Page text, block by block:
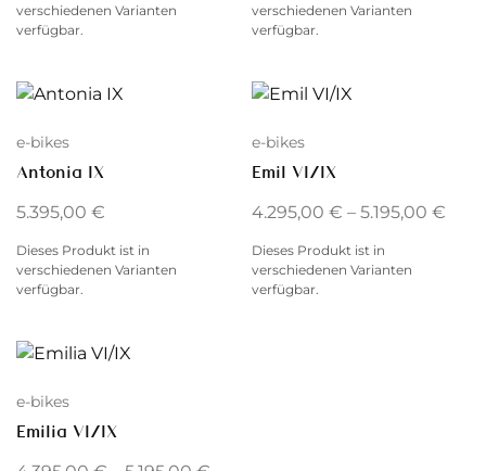
verschiedenen Varianten
verfügbar.
verschiedenen Varianten
verfügbar.
e-bikes
Antonia IX
5.395,00 €
Dieses Produkt ist in
verschiedenen Varianten
verfügbar.
e-bikes
Emil VI/IX
4.295,00 € – 5.195,00 €
Dieses Produkt ist in
verschiedenen Varianten
verfügbar.
e-bikes
Emilia VI/IX